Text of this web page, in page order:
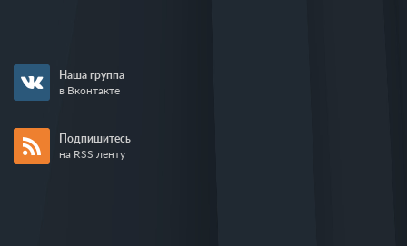
Наша группа
в Вконтакте
Подпишитесь
на RSS ленту